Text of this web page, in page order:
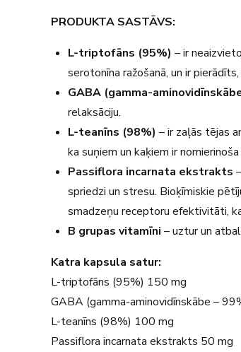
PRODUKTA SASTĀVS:
L-triptofāns (95%) – ir
serotonīna ražošanā, un ir
GABA (gamma-
relaksāciju.
L-teanīns (98%) – ir zaļās tējas
ka suņiem un kaķiem ir
Passiflora incarnata ekstrakts
spriedzi un stresu. Bioķīmiskie
smadzeņu receptoru efektivitāti,
B grupas vitamīni – uztur un
Katra kapsula satur:
L-triptofāns (95%) 150 mg
GABA (gamma-aminovidīnskābe –
L-teanīns (98%) 100 mg
Passiflora incarnata ekstrakts 50 mg